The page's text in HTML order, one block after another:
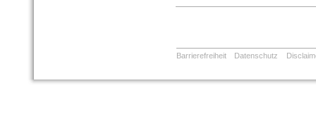
Barrierefreiheit Datenschutz